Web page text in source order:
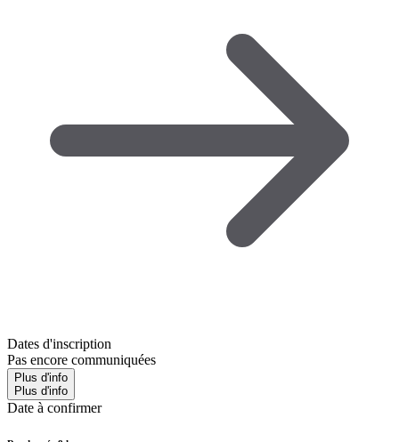
Dates d'inscription
Pas encore communiquées
Plus d'info
Plus d'info
Date à confirmer